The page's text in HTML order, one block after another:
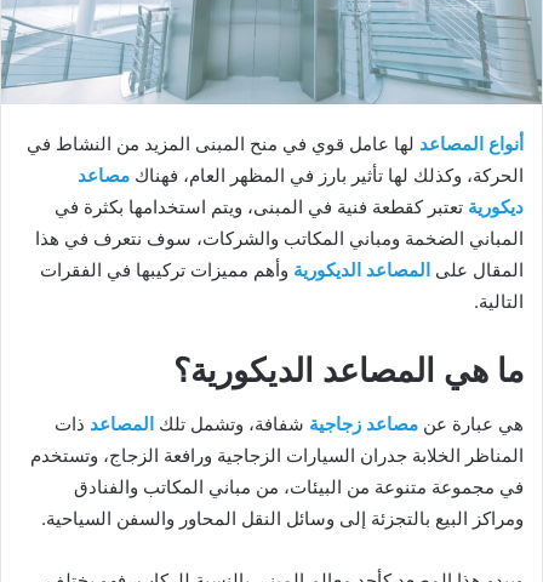
أنواع المصاعد لها عامل قوي في منح المبنى المزيد من النشاط في
الحركة، وكذلك لها تأثير بارز في المظهر العام، فهناك مصاعد
ديكورية تعتبر كقطعة فنية في المبنى، ويتم استخدامها بكثرة في
المباني الضخمة ومباني المكاتب والشركات، سوف نتعرف في هذا
المقال على المصاعد الديكورية وأهم مميزات تركيبها في الفقرات
التالية.
ما هي المصاعد الديكورية؟
هي عبارة عن مصاعد زجاجية شفافة، وتشمل تلك المصاعد ذات
المناظر الخلابة جدران السيارات الزجاجية ورافعة الزجاج، وتستخدم
في مجموعة متنوعة من البيئات، من مباني المكاتب والفنادق
ومراكز البيع بالتجزئة إلى وسائل النقل المحاور والسفن السياحية.